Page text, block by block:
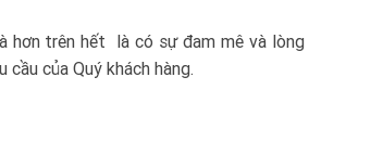
hơn trên hết là có sự đam mê và lòng
của Quý khách hàng.